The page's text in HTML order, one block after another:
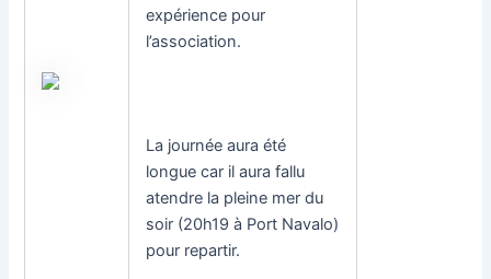
expérience pour
l’association.
La journée aura été
longue car il aura fallu
atendre la pleine mer du
soir (20h19 à Port Navalo)
pour repartir.